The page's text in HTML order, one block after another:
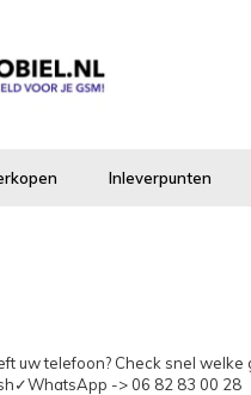
Inleverpunten
uw telefoon? Check snel welke
-> 06 82 83 00 28